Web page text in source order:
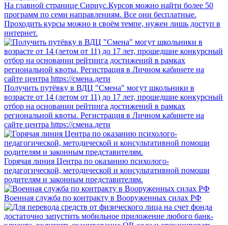
На главной странице Сириус.Курсов можно найти более 50
программ по семи направлениям. Все они бесплатные.
Проходить курсы можно в своём темпе, нужен лишь доступ в
интернет.
Получить путёвку в ВДЦ "Смена" могут школьники в
возрасте от 14 (летом от 11) до 17 лет, прошедшие конкурсный
отбор на основании рейтинга достижений в рамках
региональной квоты. Регистрация в Личном кабинете на
сайте центра https://смена.дети
Горячая линия Центра по оказанию психолого-
педагогической, методической и консультативной помощи
родителям и законным представителям.
Военная служба по контракту в Вооруженных силах РФ